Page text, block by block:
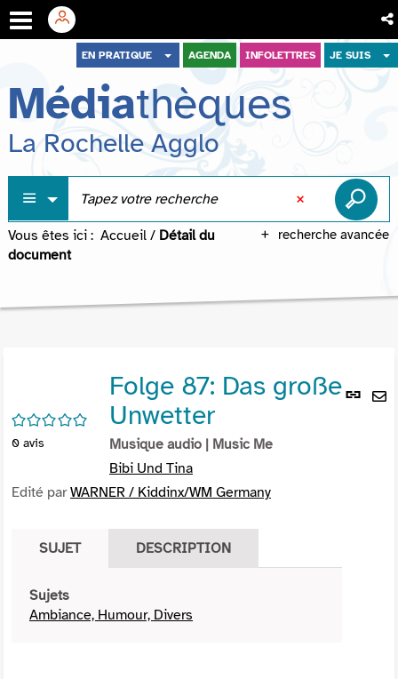
menu
contenu
recherche
EN PRATIQUE AGENDA INFOLETTRES JE SUIS
Médiathèques
La Rochelle Agglo
recherche avancée
Vous êtes ici : Accueil / Détail du
document
Lien
/5
0 avis
Folge 87: Das große
Unwetter
Musique audio | Music Me
Bibi Und Tina
Edité parWARNER / Kiddinx/WM Germany
SUJET DESCRIPTION
Sujets
Ambiance, Humour, Divers